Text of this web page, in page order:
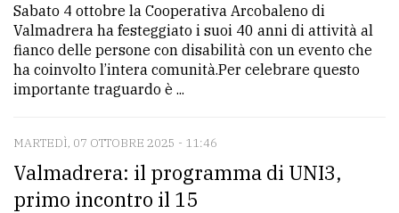
Sabato 4 ottobre la Cooperativa Arcobaleno di
Valmadrera ha festeggiato i suoi 40 anni di attività al
fianco delle persone con disabilità con un evento che
ha coinvolto l’intera comunità.Per celebrare questo
importante traguardo è ...
MARTEDÌ, 07 OTTOBRE 2025 - 11:46
Valmadrera: il programma di UNI3,
primo incontro il 15